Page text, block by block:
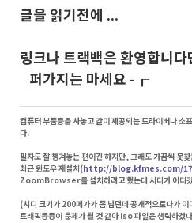
글을 읽기전에 ...
링크나 트랙백은 환영합니다
퍼가지는 마세요 -┎
컴퓨터 부품등을 사놓고 같이 제공되는 드라이버나 소
다.
필자도 잘 챙겨놓는 편이긴 하지만, 그래도 가끔씩 못
최근 윈도우 재설치(http://blog.kfmes.com/
ZoomBrowser를 설치하려고 했는데 시디가 어디갔
(시디 크기가 200메가가 좀 넘던데 공개적으로다가 이
트래픽등등이 문제가 될 것 같아 iso 파일은 생략하겠